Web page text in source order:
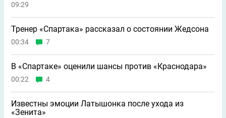
09:29
Тренер «Спартака» рассказал о состоянии Жедсона
00:34 7
В «Спартаке» оценили шансы против «Краснодара»
00:22 4
Известны эмоции Латышонка после ухода из
«Зенита»